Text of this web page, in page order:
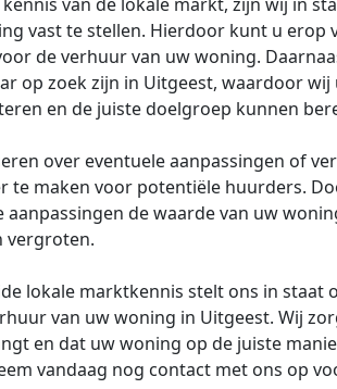
vast te stellen. Hierdoor kunt u erop
de verhuur van uw woning.
op zoek zijn in Uitgeest, waardoor
en de juiste doelgroep kunnen
over eventuele aanpassingen of
te maken voor potentiële huurders.
aanpassingen de waarde van uw
vergroten.
lokale marktkennis stelt ons in staat
van uw woning in Uitgeest. Wij
en dat uw woning op de juiste
vandaag nog contact met ons op